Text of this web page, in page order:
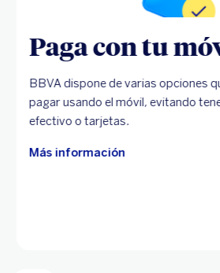
Paga con tu
BBVA dispone de varias opciones
pagar usando el móvil, evitando
efectivo o tarjetas.
Más información